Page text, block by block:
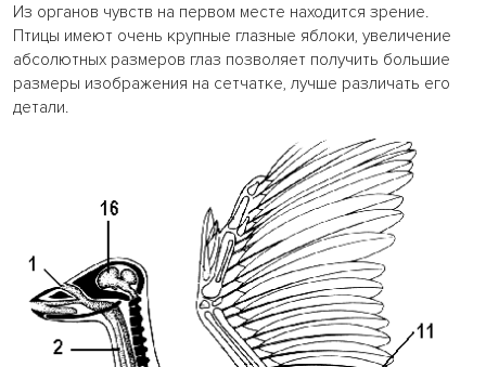
Из органов чувств на первом месте находится зрение.
Птицы имеют очень крупные глазные яблоки, увеличение
абсолютных размеров глаз позволяет получить большие
размеры изображения на сетчатке, лучше различать его
детали.